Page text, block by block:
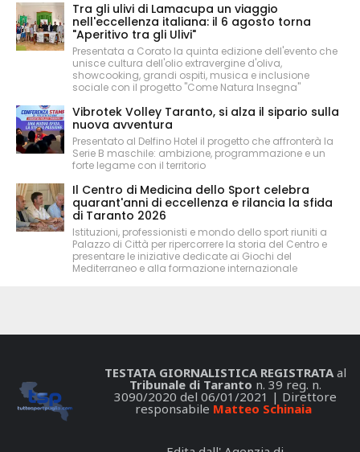
Tra gli ulivi di Lamacupa un viaggio
nell'eccellenza italiana: il 6 agosto torna
"Aperitivo tra gli Ulivi"
Presentata a Corato la quinta edizione dell'evento che
unisce cultura dell'olio extravergine d'oliva,
showcooking, grandi ospiti, musica e inclusione
sociale con il progetto "Come Natura Insegna"
Vibrotek Volley Taranto, si alza il sipario sulla
nuova avventura
Presentato al Delfino Hotel il progetto che affronterà la
Serie B maschile: ambizione, programmazione e un
forte legame con il territorio
Il Centro di Medicina dello Sport celebra
quarant'anni di eccellenza e rilancia la sfida
di Taranto 2026
Istituzioni, professionisti e mondo dello sport riuniti a
Palazzo di Città per ripercorrere la storia del Centro e
presentare le iniziative dedicate ai Giochi del
Mediterraneo e alla formazione internazionale
TESTATA GIORNALISTICA REGISTRATAal
Tribunale di Taranto n. 39 reg. n.
3090/2020 del 06/01/2021 | Direttore
responsabile Matteo Schinaia